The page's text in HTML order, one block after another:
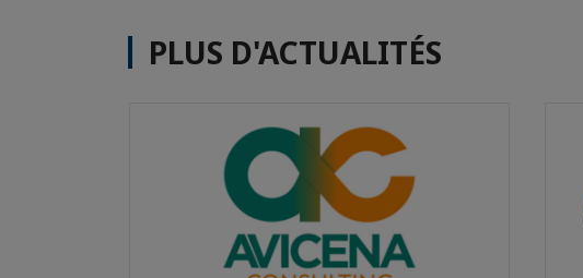
PLUS D'ACTUALITÉS